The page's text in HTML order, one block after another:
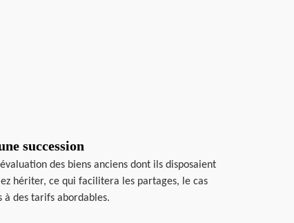
succession
des biens anciens dont ils disposaient
hériter, ce qui facilitera les partages, le cas
à des tarifs abordables.